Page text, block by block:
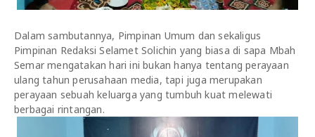
Dalam sambutannya, Pimpinan Umum dan sekaligus
Pimpinan Redaksi Selamet Solichin yang biasa di sapa Mbah
Semar mengatakan hari ini bukan hanya tentang perayaan
ulang tahun perusahaan media, tapi juga merupakan
perayaan sebuah keluarga yang tumbuh kuat melewati
berbagai rintangan.